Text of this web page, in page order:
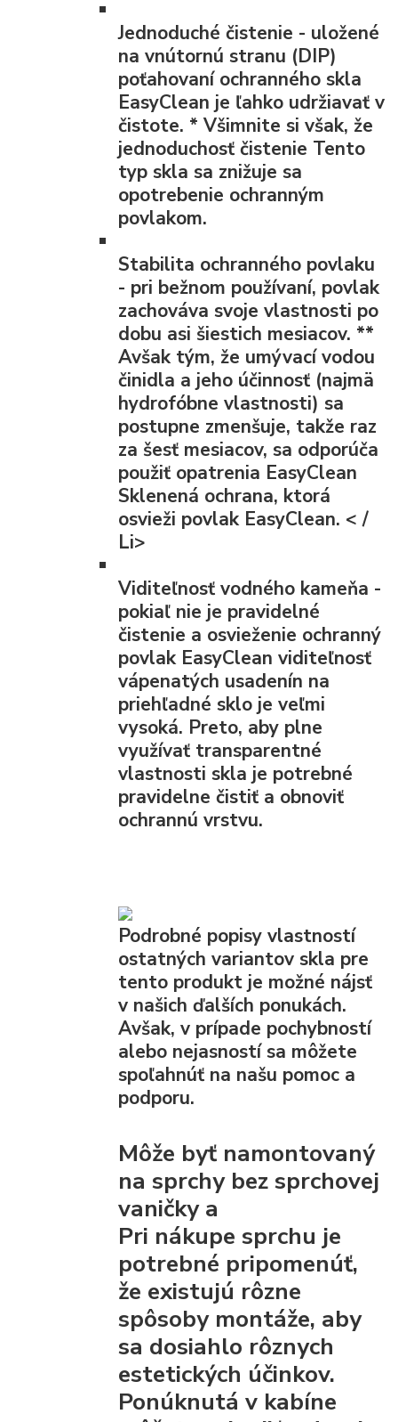
Jednoduché čistenie - uložené
na vnútornú stranu (DIP)
poťahovaní ochranného skla
EasyClean je ľahko udržiavať v
čistote. *Všimnite si však, že
jednoduchosť čistenie Tento
typ skla sa znižuje sa
opotrebenie ochranným
povlakom.
Stabilita ochranného povlaku
- pri bežnom používaní, povlak
zachováva svoje vlastnosti po
dobu asi šiestich mesiacov. **
Avšak tým, že umývací vodou
činidla a jeho účinnosť (najmä
hydrofóbne vlastnosti) sa
postupne zmenšuje, takže raz
za šesť mesiacov, sa odporúča
použiť opatrenia EasyClean
Sklenená ochrana, ktorá
osvieži povlak EasyClean. < /
Li>
Viditeľnosť vodného kameňa -
pokiaľ nie je pravidelné
čistenie a osvieženie ochranný
povlak EasyClean viditeľnosť
vápenatých usadenín na
priehľadné sklo je veľmi
vysoká. Preto, aby plne
využívať transparentné
vlastnosti skla je potrebné
pravidelne čistiť a obnoviť
ochrannú vrstvu.
Podrobné popisy vlastností
ostatných variantov skla pre
tento produkt je možné nájsť
v našich ďalších ponukách.
Avšak, v prípade pochybností
alebo nejasností sa môžete
spoľahnúť na našu pomoc a
podporu.
Môže byť namontovaný
na sprchy bez sprchovej
vaničky a
Pri nákupe sprchu je
potrebné pripomenúť,
že existujú rôzne
spôsoby montáže, aby
sa dosiahlo rôznych
estetických účinkov.
Ponúknutá v kabíne